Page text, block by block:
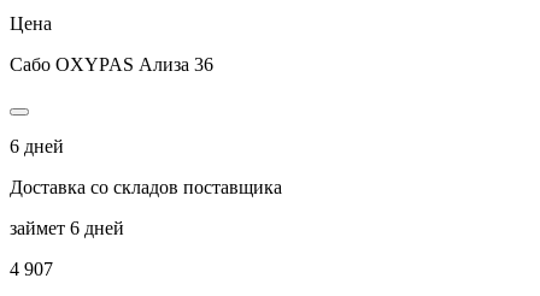
Цена
Сабо OXYPAS Ализа 36
6 дней
Доставка со складов поставщика
займет 6 дней
4 907